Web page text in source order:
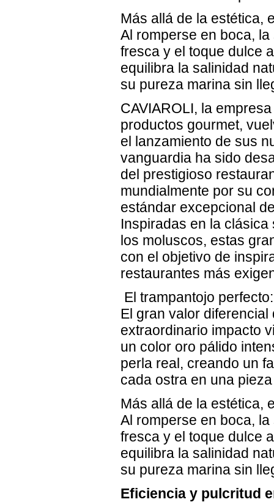
Más allá de la estética,
Al romperse en boca,
fresca y el toque dulce
equilibra la salinidad
su pureza marina sin
CAVIAROLI, la
productos gourmet,
el lanzamiento de sus
vanguardia ha sido
del prestigioso
mundialmente por su
estándar excepcional
Inspiradas en la
los moluscos, estas
con el objetivo de
restaurantes más
El trampantojo
El gran valor
extraordinario impacto
un color oro pálido
perla real, creando un
cada ostra en una
Más allá de la estética,
Al romperse en boca,
fresca y el toque dulce
equilibra la salinidad
su pureza marina sin
Eficiencia y pulcritud